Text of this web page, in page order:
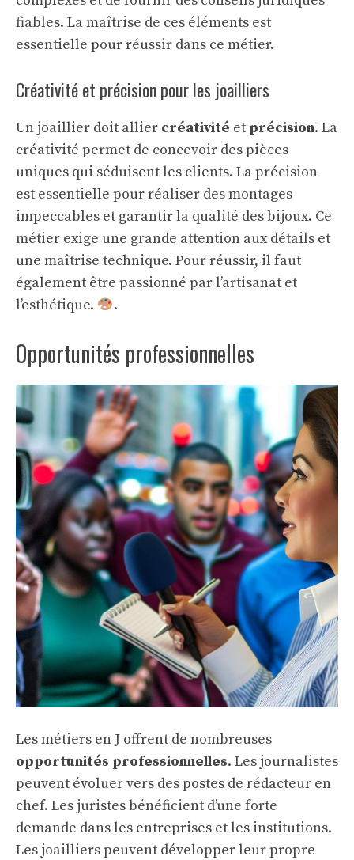
fiables. La maîtrise de ces éléments est
essentielle pour réussir dans ce métier.
Créativité et précision pour les joailliers
Un joaillier doit allier créativité et précision. La
créativité permet de concevoir des pièces
uniques qui séduisent les clients. La précision
est essentielle pour réaliser des montages
impeccables et garantir la qualité des bijoux. Ce
métier exige une grande attention aux détails et
une maîtrise technique. Pour réussir, il faut
également être passionné par l’artisanat et
l’esthétique.
.
Opportunités professionnelles
Les métiers en J offrent de nombreuses
opportunités professionnelles. Les journalistes
peuvent évoluer vers des postes de rédacteur en
chef. Les juristes bénéficient d’une forte
demande dans les entreprises et les institutions.
Les joailliers peuvent développer leur propre